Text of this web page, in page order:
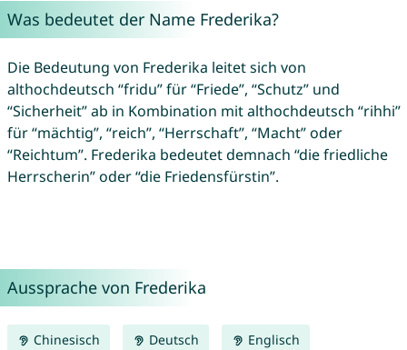
Was bedeutet der Name Frederika?
Die Bedeutung von Frederika leitet sich von
althochdeutsch “fridu” für “Friede”, “Schutz” und
“Sicherheit” ab in Kombination mit althochdeutsch “rihhi”
für “mächtig”, “reich”, “Herrschaft”, “Macht” oder
“Reichtum”. Frederika bedeutet demnach “die friedliche
Herrscherin” oder “die Friedensfürstin”.
Aussprache von Frederika
Chinesisch Deutsch Englisch